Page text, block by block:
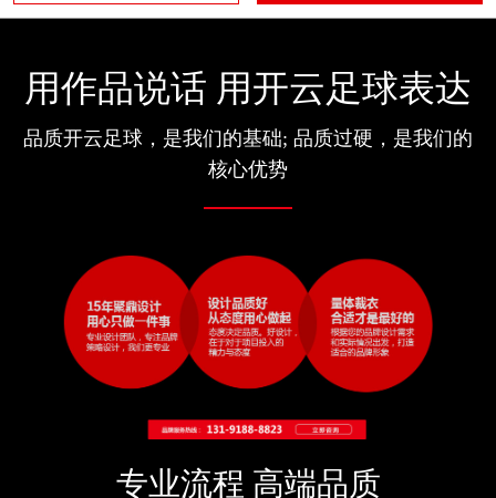
用作品说话 用开云足球表达
品质开云足球，是我们的基础; 品质过硬，是我们的
核心优势
专业流程 高端品质